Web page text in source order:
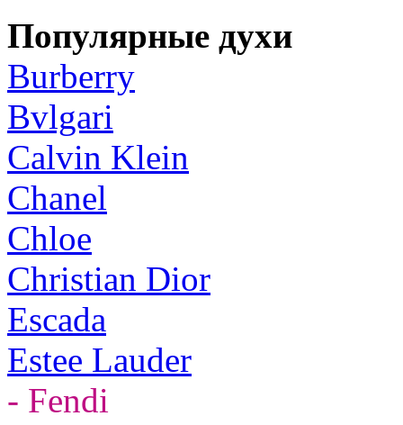
Популярные духи
Burberry
Bvlgari
Calvin Klein
Chanel
Chloe
Christian Dior
Escada
Estee Lauder
- Fendi